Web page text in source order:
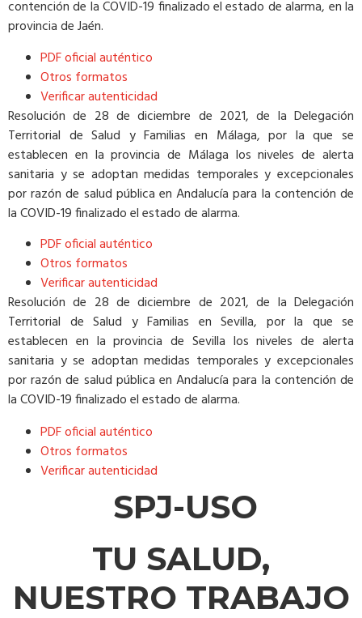
contención de la COVID-19 finalizado el estado de alarma, en la
provincia de Jaén.
PDF oficial auténtico
Otros formatos
Verificar autenticidad
Resolución de 28 de diciembre de 2021, de la Delegación
Territorial de Salud y Familias en Málaga, por la que se
establecen en la provincia de Málaga los niveles de alerta
sanitaria y se adoptan medidas temporales y excepcionales
por razón de salud pública en Andalucía para la contención de
la COVID-19 finalizado el estado de alarma.
PDF oficial auténtico
Otros formatos
Verificar autenticidad
Resolución de 28 de diciembre de 2021, de la Delegación
Territorial de Salud y Familias en Sevilla, por la que se
establecen en la provincia de Sevilla los niveles de alerta
sanitaria y se adoptan medidas temporales y excepcionales
por razón de salud pública en Andalucía para la contención de
la COVID-19 finalizado el estado de alarma.
PDF oficial auténtico
Otros formatos
Verificar autenticidad
SPJ-USO
TU SALUD,
NUESTRO TRABAJO